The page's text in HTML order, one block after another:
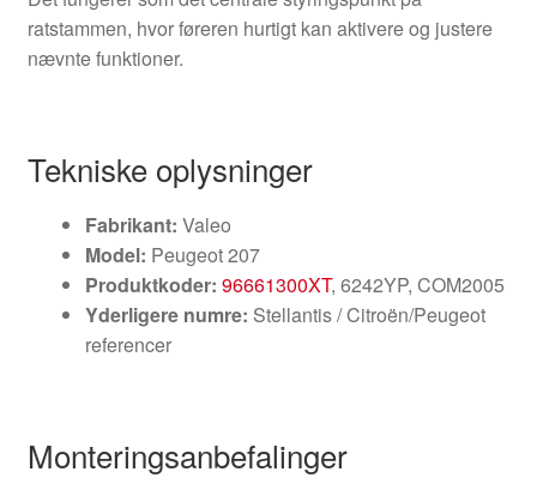
ratstammen, hvor føreren hurtigt kan aktivere og justere
nævnte funktioner.
Tekniske oplysninger
Fabrikant: Valeo
Model: Peugeot 207
Produktkoder: 96661300XT, 6242YP, COM2005
Yderligere numre: Stellantis / Citroën/Peugeot
referencer
Monteringsanbefalinger